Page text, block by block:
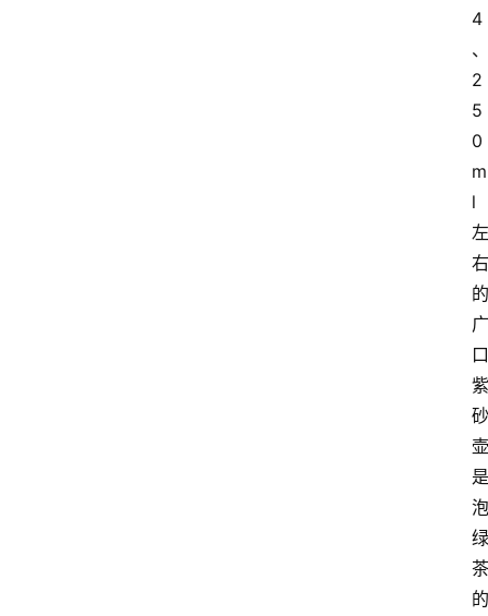
4
、
2
5
0
m
l
左
右
的
广
口
紫
砂
壶
是
泡
绿
茶
的